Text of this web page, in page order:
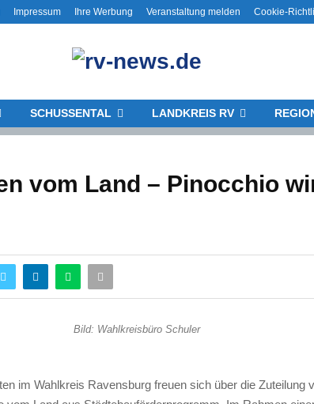
Impressum Ihre Werbung Veranstaltung melden Cookie-
SCHUSSENTAL LANDKREIS RV
vom Land – Pinocchio
Bild: Wahlkreisbüro Schuler
im Wahlkreis Ravensburg freuen sich über die Zuteilung